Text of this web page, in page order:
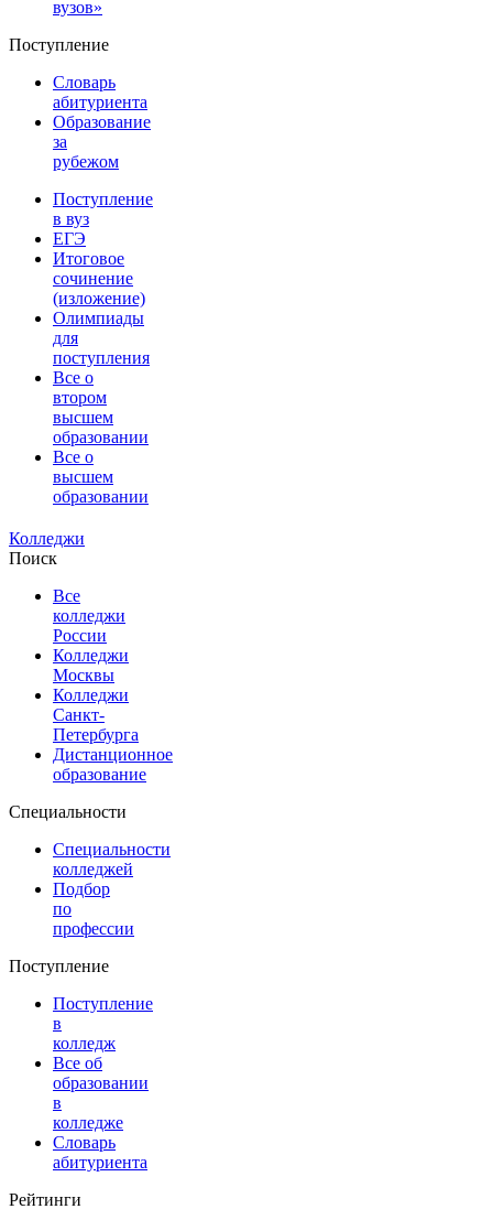
вузов»
Поступление
Словарь
абитуриента
Образование
за
рубежом
Поступление
в вуз
ЕГЭ
Итоговое
сочинение
(изложение)
Олимпиады
для
поступления
Все о
втором
высшем
образовании
Все о
высшем
образовании
Колледжи
Поиск
Все
колледжи
России
Колледжи
Москвы
Колледжи
Санкт-
Петербурга
Дистанционное
образование
Специальности
Специальности
колледжей
Подбор
по
профессии
Поступление
Поступление
в
колледж
Все об
образовании
в
колледже
Словарь
абитуриента
Рейтинги